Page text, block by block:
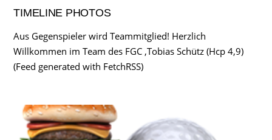
TIMELINE PHOTOS
Aus Gegenspieler wird Teammitglied! Herzlich
Willkommen im Team des FGC ,Tobias Schütz (Hcp 4,9)
(Feed generated with FetchRSS)